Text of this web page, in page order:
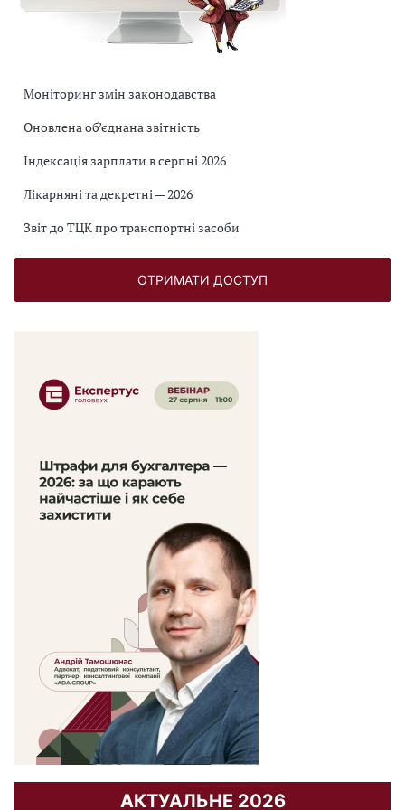
Моніторинг змін законодавства
Оновлена об’єднана звітність
Індексація зарплати в серпні 2026
Лікарняні та декретні — 2026
Звіт до ТЦК про транспортні засоби
ОТРИМАТИ ДОСТУП
АКТУАЛЬНЕ 2026